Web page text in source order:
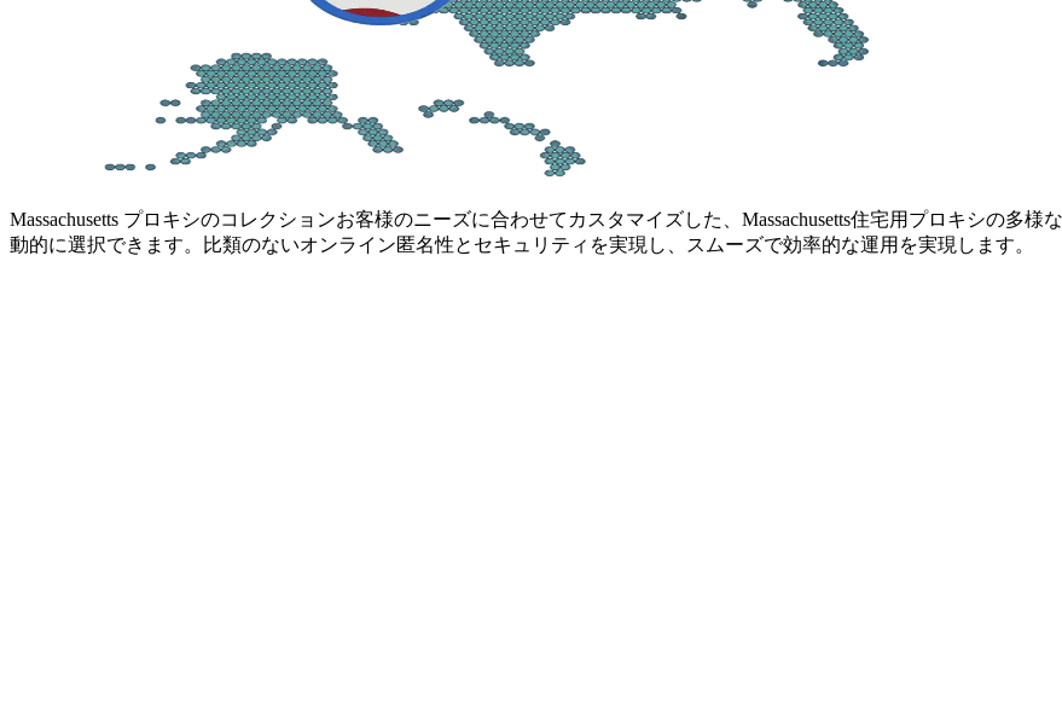
Massachusetts プロキシのコレクションお客様のニーズに合わせてカスタマイズした、Massachusetts住宅用プロキシの多
動的に選択できます。比類のないオンライン匿名性とセキュリティを実現し、スムーズで効率的な運用を実現します。